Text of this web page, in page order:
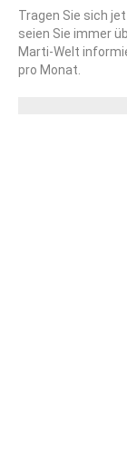
Tragen Sie sich
seien Sie immer
Marti-Welt
pro Monat.